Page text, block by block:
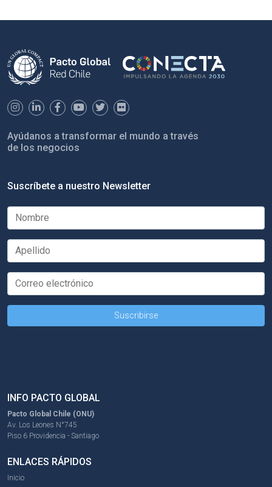
Ayúdanos a transformar el mundo a través
de los negocios
Suscríbete a nuestro Newsletter
INFO PACTO GLOBAL
Pacto Global Chile (ONU)
Av. Los Leones N°745
Piso 6 Providencia - Santiago
ENLACES RÁPIDOS
Inicio